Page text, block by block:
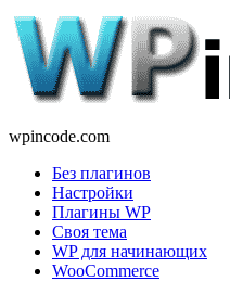
wpincode.com
Без плагинов
Настройки
Плагины WP
Своя тема
WP для начинающих
WooCommerce